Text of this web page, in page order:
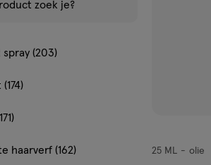
(203)
haarverf (162) olie
25 ML olie